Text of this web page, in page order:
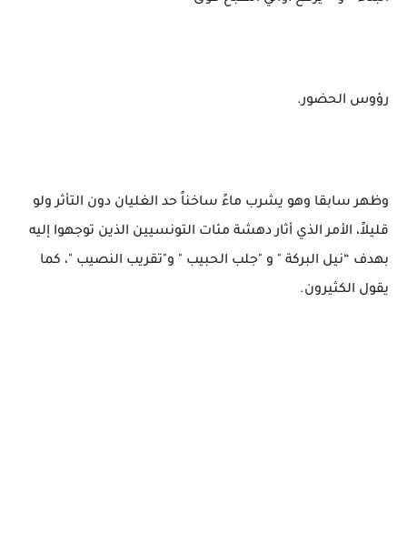
رؤوس الحضور.
وظهر سابقا وهو يشرب ماءً ساخناً حد الغليان دون التأثر ولو
قليلاً، الأمر الذي أثار دهشة مئات التونسيين الذين توجهوا إليه
بهدف “نيل البركة " و "جلب الحبيب " و"تقريب النصيب "، كما
يقول الكثيرون.